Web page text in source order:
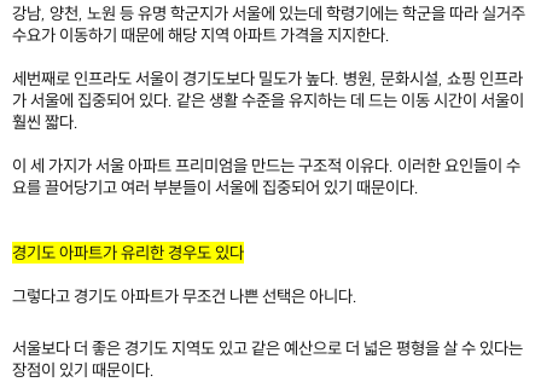
강남, 양천, 노원 등 유명 학군지가 서울에 있는데 학령기에는 학군을 따라 실거주
수요가 이동하기 때문에 해당 지역 아파트 가격을 지지한다.
세번째로 인프라도 서울이 경기도보다 밀도가 높다. 병원, 문화시설, 쇼핑 인프라
가 서울에 집중되어 있다. 같은 생활 수준을 유지하는 데 드는 이동 시간이 서울이
훨씬 짧다.
이 세 가지가 서울 아파트 프리미엄을 만드는 구조적 이유다. 이러한 요인들이 수
요를 끌어당기고 여러 부분들이 서울에 집중되어 있기 때문이다.
경기도 아파트가 유리한 경우도 있다
그렇다고 경기도 아파트가 무조건 나쁜 선택은 아니다.
서울보다 더 좋은 경기도 지역도 있고 같은 예산으로 더 넓은 평형을 살 수 있다는
장점이 있기 때문이다.